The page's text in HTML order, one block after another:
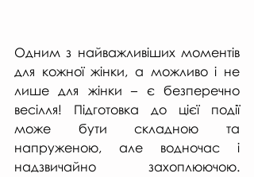
Одним з найважливіших моментів
для кожної жінки, а можливо і не
лише для жінки – є безперечно
весілля! Підготовка до цієї події
може бути складною та
напруженою, але водночас і
надзвичайно захоплюючою.